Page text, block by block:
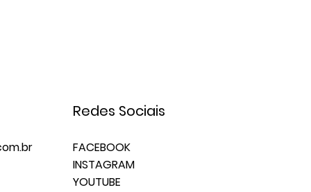
Redes Sociais
FACEBOOK
INSTAGRAM
YOUTUBE